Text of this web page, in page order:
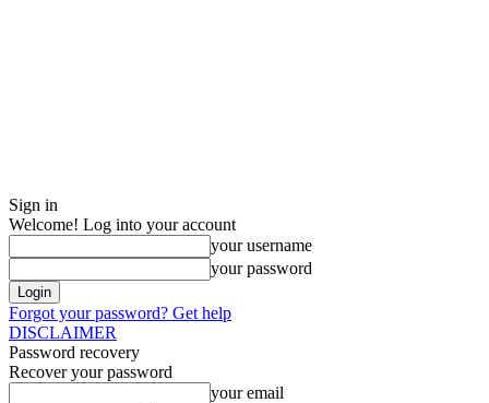
Sign in
Welcome! Log into your account
your username
your password
Forgot your password? Get help
DISCLAIMER
Password recovery
Recover your password
your email